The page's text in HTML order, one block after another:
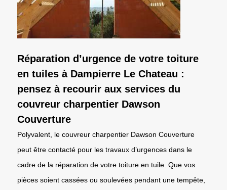
Réparation d’urgence de votre toiture
en tuiles à Dampierre Le Chateau :
pensez à recourir aux services du
couvreur charpentier Dawson
Couverture
Polyvalent, le couvreur charpentier Dawson Couverture
peut être contacté pour les travaux d’urgences dans le
cadre de la réparation de votre toiture en tuile. Que vos
pièces soient cassées ou soulevées pendant une tempête,